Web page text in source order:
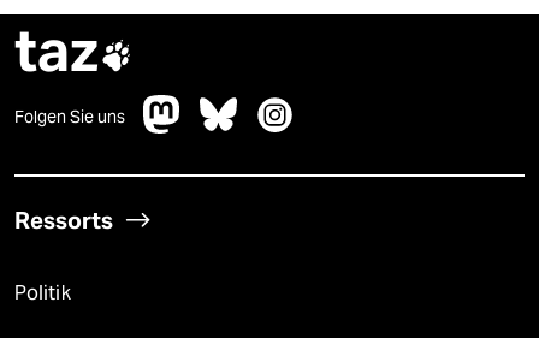
taz
Folgen Sie uns
Ressorts
Politik